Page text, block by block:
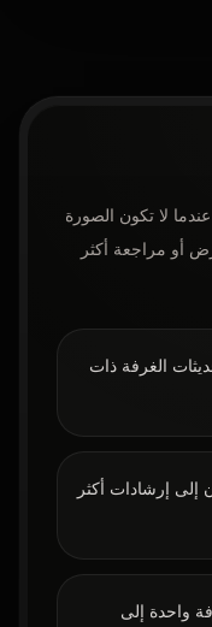
لا تكون الصورة
أو مراجعة أكثر
الغرفة ذات
إلى إرشادات أكثر
واحدة إلى